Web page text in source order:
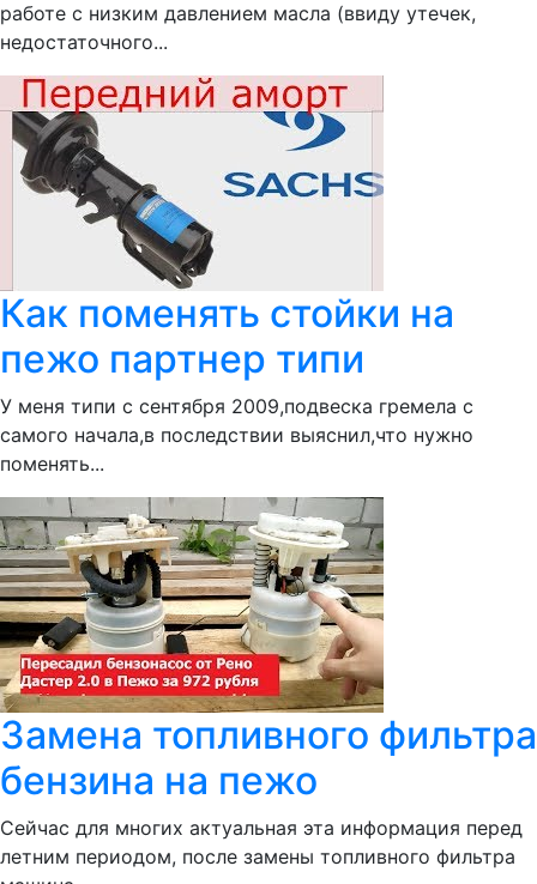
работе с низким давлением масла (ввиду утечек,
недостаточного...
Как поменять стойки на
пежо партнер типи
У меня типи с сентября 2009,подвеска гремела с
самого начала,в последствии выяснил,что нужно
поменять...
Замена топливного фильтра
бензина на пежо
Сейчас для многих актуальная эта информация перед
летним периодом, после замены топливного фильтра